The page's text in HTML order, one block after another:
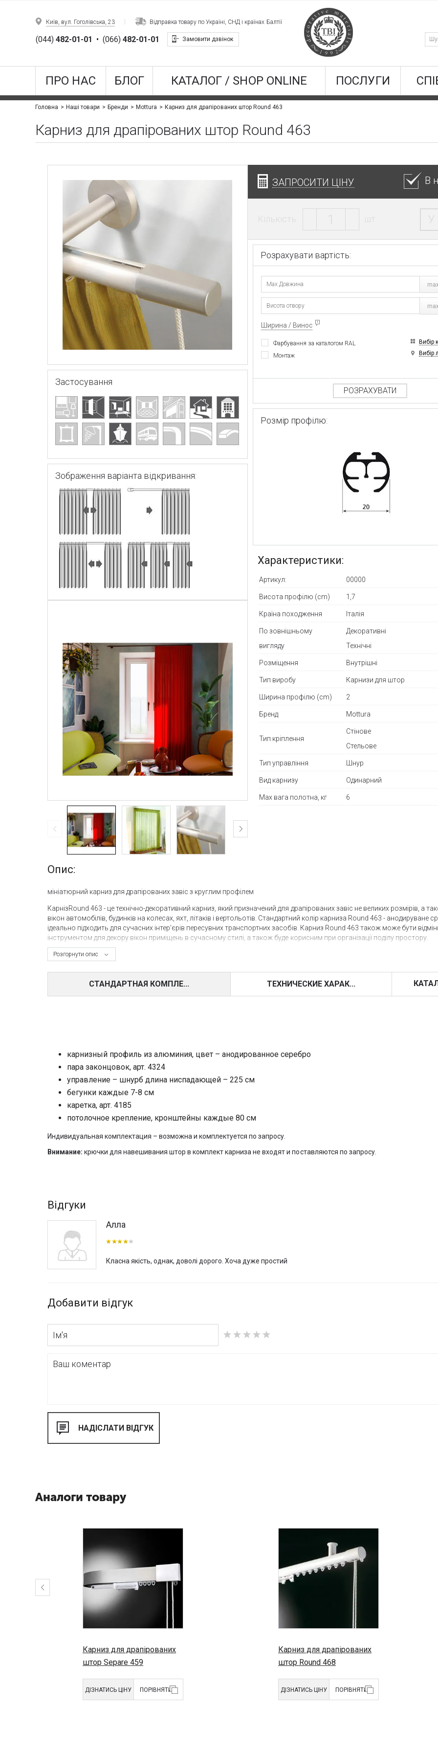
Київ, вул. Гоголівська, 23 Відправка товару по Україні, СНД і країнах Балтії
(044)482-01-01 • (066)482-01-01 Замовити дзвінок
ПРО НАС БЛОГ КАТАЛОГ / SHOP ONLINE ПОСЛУГИ
Головна Наші товари Бренди Mottura Карниз для драпірованих штор Round 463
Карниз для драпірованих штор Round 463
Застосування
Зображення варіанта відкривання:
ЗАПРОСИТИ ЦІНУ В
Кількість: шт. У
Розрахувати вартість:
Ширина / Винос
Фарбування за каталогом RAL
Монтаж
Вибір
Вибір
РОЗРАХУВАТИ
Розмір профілю:
Характеристики:
Артикул: 00000
Висота профілю (cm) 1,7
Країна походження Італія
По зовнішньому
вигляду
Декоративні
Технічні
Розміщення Внутрішні
Тип виробу Карнизи для штор
Ширина профілю (cm) 2
Бренд Mottura
Тип кріплення
Стінове
Стельове
Тип управління Шнур
Вид карнизу Одинарний
Max вага полотна, кг 6
Розгорнути опис
Опис:
мініатюрний карниз для драпірованих завіс з круглим профілем
КарнізRound 463 - це технічно-декоративний карниз, який призначений для драпірованих завіс не великих розмірів, а
вікон автомобілів, будинків на колесах, яхт, літаків і вертольотів. Стандартний колір карниза Round 463 - анодируване
ідеально підходить для сучасних інтер'єрів пересувних транспортних засобів. Карниз Round 463 також може бути
інструментом для декору вікон приміщень в сучасному стилі, а також буде корисним при організації поділу простору.
Красива кругла форма профілю карниза надає йому приємний естетичний вигляд. Карниз Round 463пріводітся в дію
5 кг. Відкриття штори може бути центральним, боковим, у кількох точках і асиметричним.
Цей карниз рекомендується
СТАНДАРТНАЯ КОМПЛЕ... ТЕХНИЧЕСКИЕ ХАРАК...
карнизный профиль из алюминия, цвет – анодированное серебро
пара законцовок, арт. 4324
управление – шнурб длина ниспадающей – 225 см
бегунки каждые 7-8 см
каретка, арт. 4185
потолочное крепление, кронштейны каждые 80 см
Индивидуальная комплектация – возможна и комплектуется по запросу.
Внимание:крючки для навешивания штор в комплект карниза не входят и поставляются по запросу.
Відгуки
Алла
Класна якість, однак, доволі дорого. Хоча дуже простий
Добавити відгук
Аналоги товару
Карниз для драпірованих
штор Separe 459
ДІЗНАТИСЬ ЦІНУ ПОРІВНЯТИ
Карниз для драпірованих
штор Round 468
ДІЗНАТИСЬ ЦІНУ ПОРІВНЯТИ